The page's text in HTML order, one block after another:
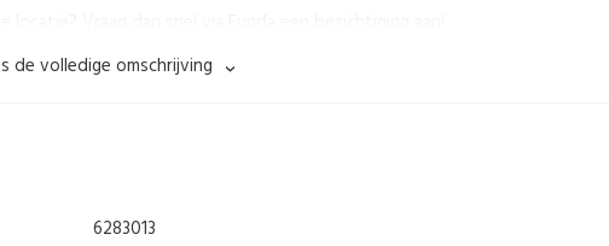
meterkast, trapopgang naar de eerste etage en doorgang naar de
en vaatwasser. Via de schuifpui aan de achterzijde loop je zo de tuin in.
fraaie houten eiken vloer.
de volledige omschrijving
6283013